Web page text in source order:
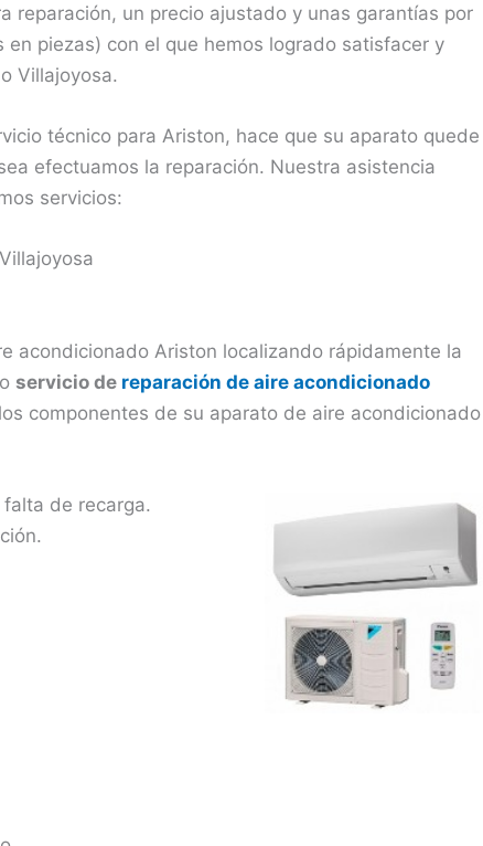
reparación, un precio ajustado y unas garantías por
piezas) con el que hemos logrado satisfacer y
Villajoyosa.
técnico para Ariston, hace que su aparato quede
efectuamos la reparación. Nuestra asistencia
servicios:
acondicionado Ariston localizando rápidamente la
servicio de reparación de aire acondicionado
componentes de su aparato de aire acondicionado
de recarga.